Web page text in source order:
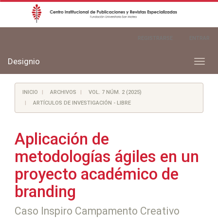
principal
Barra
lateral
Toggle
Designio
INICIO ARCHIVOS
VOL. 7 NÚM. 2 (2025)
ARTÍCULOS DE INVESTIGACIÓN - LIBRE
Aplicación de
metodologías ágiles en un
proyecto académico de
branding
Caso Inspiro Campamento Creativo